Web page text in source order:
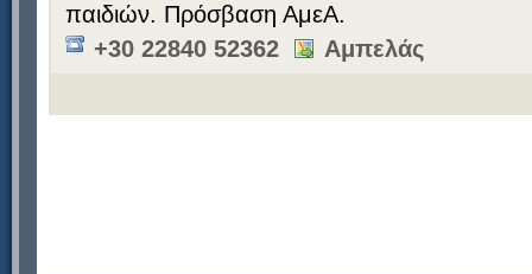
παιδιών. Πρόσβαση ΑμεΑ.
+30 22840 52362
Αμπελάς